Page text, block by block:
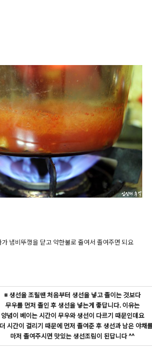
냄비뚜껑을 닫고 약한불로 줄여서 졸여주면 되요
※ 생선을 조릴땐 처음부터 생선을 넣고 졸이는 것보다
무우를 먼저 졸인 후 생선을 넣는게 좋답니다. 이유는
양념이 베이는 시간이 무우와 생선이 다르기 때문인데요
시간이 걸리기 때문에 먼저 졸여준 후 생선과 남은 야채
마저 졸여주시면 맛있는 생선조림이 된답니다 ^^